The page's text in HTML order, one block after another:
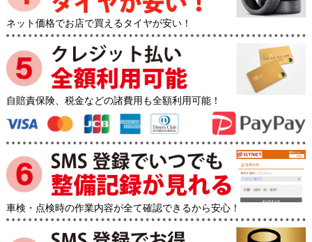
ネット価格でお店で買えるタイヤが安い！
自賠責保険、税金などの諸費用も全額利用可能！
車検・点検時の作業内容が全て確認できるから安心！